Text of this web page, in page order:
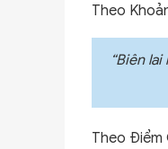
Theo
“Biên
Theo Điểm